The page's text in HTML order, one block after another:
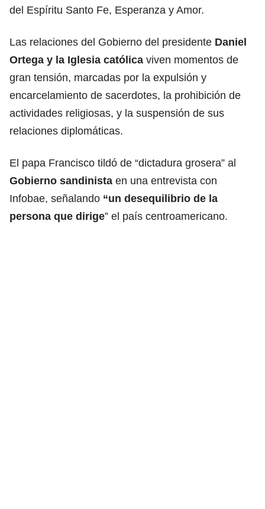
del Espíritu Santo Fe, Esperanza y Amor.
Las relaciones del Gobierno del presidente Daniel
Ortega y la Iglesia católica viven momentos de
gran tensión, marcadas por la expulsión y
encarcelamiento de sacerdotes, la prohibición de
actividades religiosas, y la suspensión de sus
relaciones diplomáticas.
El papa Francisco tildó de “dictadura grosera” al
Gobierno sandinista en una entrevista con
Infobae, señalando “un desequilibrio de la
persona que dirige” el país centroamericano.